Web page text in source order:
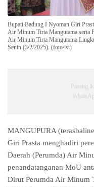
Bupati Badung I Nyoman Giri
Air Minum Tirta Mangutama serta
Air Minum Tirta Mangutama
Senin (3/2/2025). (foto/ist)
Pasang
MANGUPURA
Giri Prasta menghadiri
Daerah (Perumda) Air
penandatanganan MoU
Dirut Perumda Air Minum